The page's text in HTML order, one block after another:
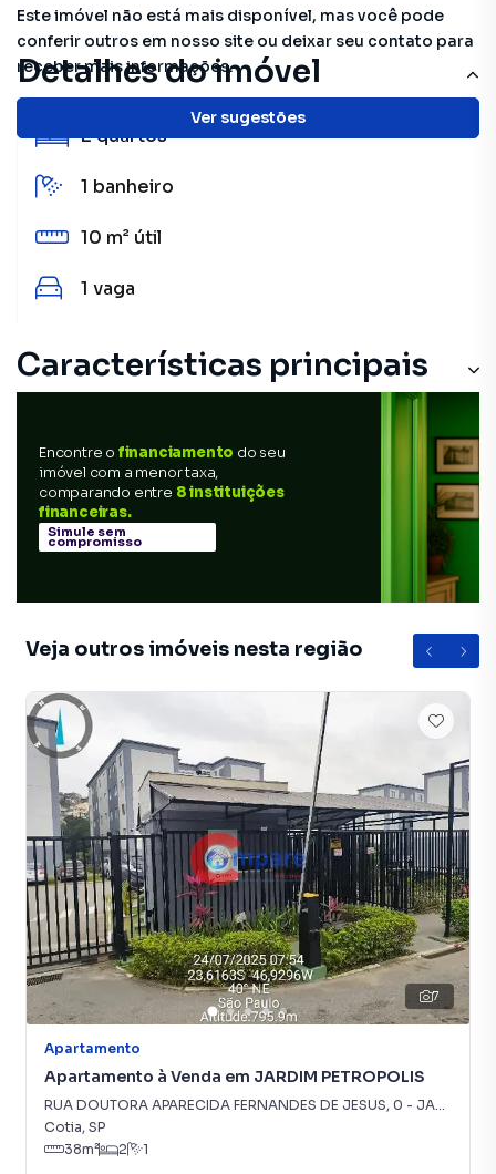
Este imóvel não está mais disponível, mas você pode
conferir outros em nosso site ou deixar seu contato para
receber mais informações.
Ver sugestões
Detalhes do imóvel
2quartos
1 banheiro
10 m² útil
1 vaga
Características principais
Encontre o financiamento do seu
imóvel com a menor taxa,
comparando entre 8 instituições
financeiras.
Simule sem
compromisso
Veja outros imóveis nesta região
7
Apartamento
Apartamento à Venda em JARDIM PETROPOLIS
RUA DOUTORA APARECIDA FERNANDES DE JESUS, 0 - JARDIM PETROPOLIS
Cotia, SP
38m² 2 1